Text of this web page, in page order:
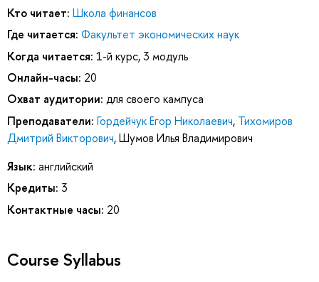
Кто читает: Школа финансов
Где читается: Факультет экономических наук
Когда читается: 1-й курс, 3 модуль
Онлайн-часы: 20
Охват аудитории: для своего кампуса
Преподаватели: Гордейчук Егор Николаевич, Тихомиров
Дмитрий Викторович,Шумов Илья Владимирович
Язык: английский
Кредиты: 3
Контактные часы: 20
Course Syllabus